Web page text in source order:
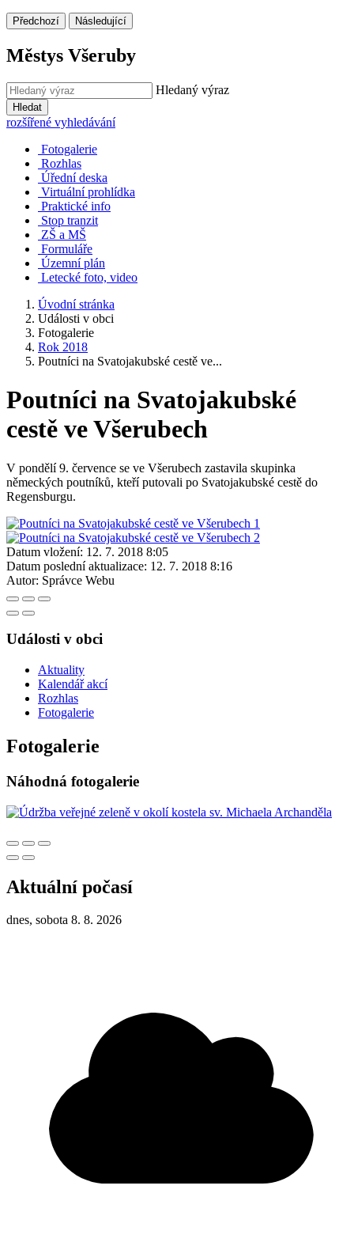
Předchozí Následující
Městys Všeruby
Hledaný výraz
Hledat
rozšířené vyhledávání
Fotogalerie
Rozhlas
Úřední deska
Virtuální prohlídka
Praktické info
Stop tranzit
ZŠ a MŠ
Formuláře
Územní plán
Letecké foto, video
Úvodní stránka
Události v obci
Fotogalerie
Rok 2018
Poutníci na Svatojakubské cestě ve...
Poutníci na Svatojakubské
cestě ve Všerubech
V pondělí 9. července se ve Všerubech zastavila skupinka
německých poutníků, kteří putovali po Svatojakubské cestě do
Regensburgu.
Datum vložení: 12. 7. 2018 8:05
Datum poslední aktualizace: 12. 7. 2018 8:16
Autor: Správce Webu
Události v obci
Aktuality
Kalendář akcí
Rozhlas
Fotogalerie
Fotogalerie
Náhodná fotogalerie
Aktuální počasí
dnes, sobota 8. 8. 2026